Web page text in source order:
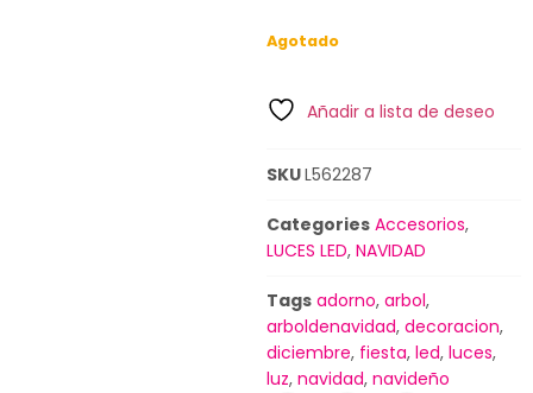
Agotado
Añadir a lista de deseo
SKUL562287
Categories Accesorios,
LUCES LED, NAVIDAD
Tags adorno, arbol,
arboldenavidad, decoracion,
diciembre, fiesta, led, luces,
luz, navidad, navideño